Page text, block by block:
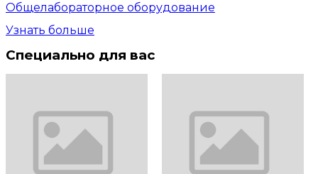
Общелабораторное оборудование
Узнать больше
Специально для вас